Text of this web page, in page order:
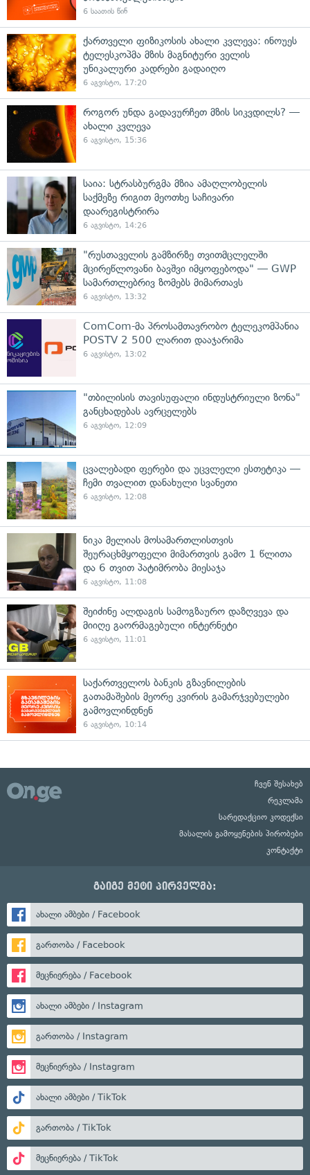
6 საათის წინ
ქართველი ფიზიკოსის ახალი კვლევა: ინოუეს
ტელესკოპმა მზის მაგნიტური ველის
უნიკალური კადრები გადაიღო
6 აგვისტო, 17:20
როგორ უნდა გადავურჩეთ მზის სიკვდილს? —
ახალი კვლევა
6 აგვისტო, 15:36
საია: სტრასბურგმა მზია ამაღლობელის
საქმეზე რიგით მეოთხე საჩივარი
დაარეგისტრირა
6 აგვისტო, 14:26
"რუსთაველის გამზირზე თვითმცლელში
მცირეწლოვანი ბავშვი იმყოფებოდა" — GWP
სამართლებრივ ზომებს მიმართავს
6 აგვისტო, 13:32
ComCom-მა პროსამთავრობო ტელეკომპანია
POSTV 2 500 ლარით დააჯარიმა
6 აგვისტო, 13:02
"თბილისის თავისუფალი ინდუსტრიული ზონა"
განცხადებას ავრცელებს
6 აგვისტო, 12:09
ცვალებადი ფერები და უცვლელი ესთეტიკა —
ჩემი თვალით დანახული სვანეთი
6 აგვისტო, 12:08
ნიკა მელიას მოსამართლისთვის
შეურაცხმყოფელი მიმართვის გამო 1 წლითა
და 6 თვით პატიმრობა მიესაჯა
6 აგვისტო, 11:08
შეიძინე ალდაგის სამოგზაურო დაზღვევა და
მიიღე გაორმაგებული ინტერნეტი
6 აგვისტო, 11:01
საქართველოს ბანკის გზავნილების
გათამაშების მეორე კვირის გამარჯვებულები
გამოვლინდნენ
6 აგვისტო, 10:14
ჩვენ შესახებ
რეკლამა
სარედაქციო კოდექსი
მასალის გამოყენების პირობები
კონტაქტი
გაიგე მეტი პირველმა:
ახალი ამბები / Facebook
გართობა / Facebook
მეცნიერება / Facebook
ახალი ამბები / Instagram
გართობა / Instagram
მეცნიერება / Instagram
ახალი ამბები / TikTok
გართობა / TikTok
მეცნიერება / TikTok